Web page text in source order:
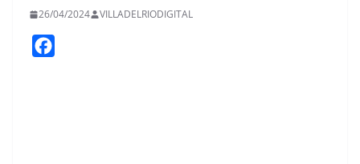
26/04/2024 VILLADELRIODIGITAL